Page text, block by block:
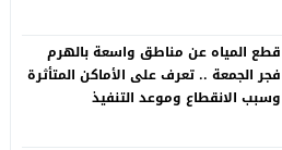
قطع المياه عن مناطق واسعة بالهرم
فجر الجمعة .. تعرف على الأماكن المتأثرة
وسبب الانقطاع وموعد التنفيذ